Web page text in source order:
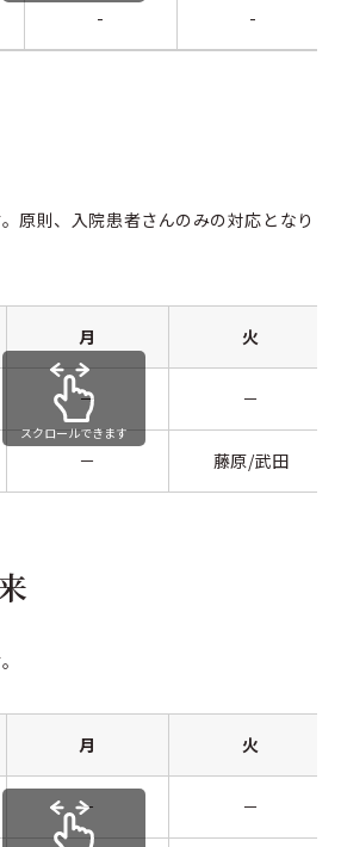
- -
原則、入院患者さんのみの対応となり
月 火
－ －
－ 藤原/武田
スクロールできます
月 火
－ －